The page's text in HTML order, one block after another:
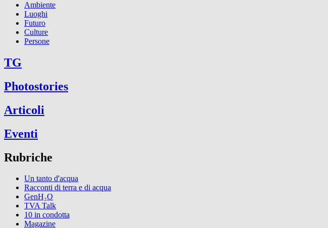
Ambiente
Luoghi
Futuro
Culture
Persone
TG
Photostories
Articoli
Eventi
Rubriche
Un tanto d'acqua
Racconti di terra e di acqua
GenH₂O
TVA Talk
10 in condotta
Magazine